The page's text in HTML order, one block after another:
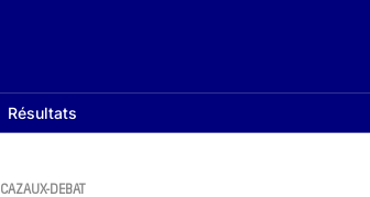
Résultats
CAZAUX-DEBAT